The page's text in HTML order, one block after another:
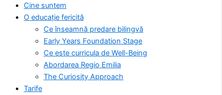
Cine suntem
O educație fericită
Ce înseamnă predare bilingvă
Early Years Foundation Stage
Ce este curricula de Well-Being
Abordarea Regio Emilia
The Curiosity Approach
Tarife